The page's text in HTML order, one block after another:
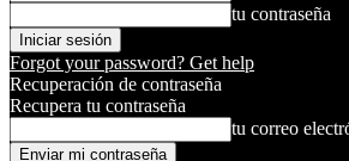
tu contraseña
Forgot your password? Get help
Recuperación de contraseña
Recupera tu contraseña
tu correo